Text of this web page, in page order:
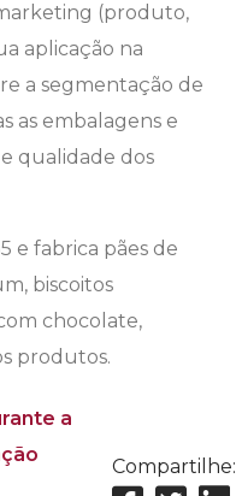
(produto,
aplicação na
a segmentação de
as embalagens e
qualidade dos
e fabrica pães de
biscoitos
chocolate,
produtos.
Compartilhe: